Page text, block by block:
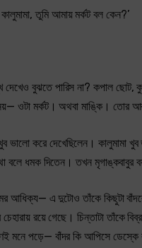
তুমি আমায় মর্কট বল কেন?’
দেখেও বুঝতে পারিস না? কপাল
ওটা মর্কট। অথবা মাঙ্কি। তোর
খুব ভালো করে দেখেছিলেন।
বলে ধমক দিতেন। তখন
আধিক্য— এ দুটোও তাঁকে কিছুটা
রয়ে গেছে। চিন্তাটা
মনে পড়ে— বাঁদর কি আপিসে ডেস্কে